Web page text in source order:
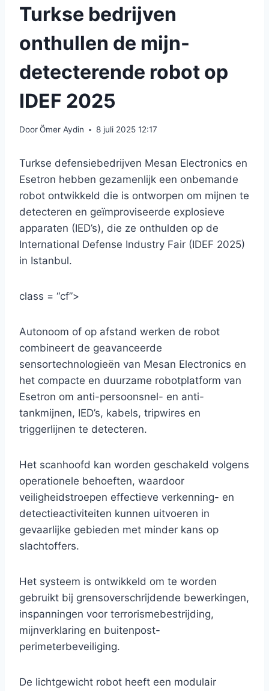
Turkse bedrijven
onthullen de mijn-
detecterende robot op
IDEF 2025
DoorÖmer Aydin 8 juli 2025 12:17
Turkse defensiebedrijven Mesan Electronics en
Esetron hebben gezamenlijk een onbemande
robot ontwikkeld die is ontworpen om mijnen te
detecteren en geïmproviseerde explosieve
apparaten (IED’s), die ze onthulden op de
International Defense Industry Fair (IDEF 2025)
in Istanbul.
class = “cf”>
Autonoom of op afstand werken de robot
combineert de geavanceerde
sensortechnologieën van Mesan Electronics en
het compacte en duurzame robotplatform van
Esetron om anti-persoonsnel- en anti-
tankmijnen, IED’s, kabels, tripwires en
triggerlijnen te detecteren.
Het scanhoofd kan worden geschakeld volgens
operationele behoeften, waardoor
veiligheidstroepen effectieve verkenning- en
detectieactiviteiten kunnen uitvoeren in
gevaarlijke gebieden met minder kans op
slachtoffers.
Het systeem is ontwikkeld om te worden
gebruikt bij grensoverschrijdende bewerkingen,
inspanningen voor terrorismebestrijding,
mijnverklaring en buitenpost-
perimeterbeveiliging.
De lichtgewicht robot heeft een modulair